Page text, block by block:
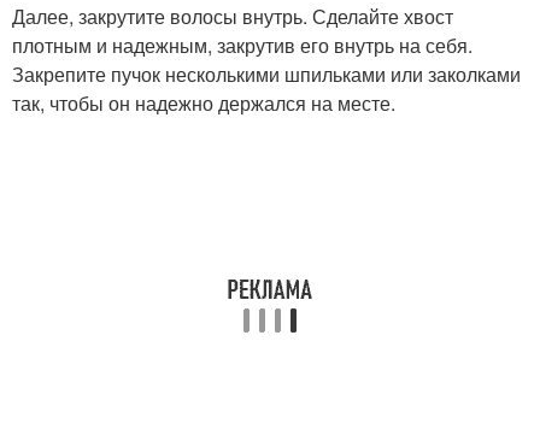
Далее, закрутите волосы внутрь. Сделайте хвост
плотным и надежным, закрутив его внутрь на себя.
Закрепите пучок несколькими шпильками или заколками
так, чтобы он надежно держался на месте.